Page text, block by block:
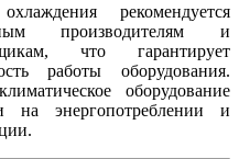
рекомендуется
производителям и
что гарантирует
работы оборудования.
оборудование
на энергопотреблении и